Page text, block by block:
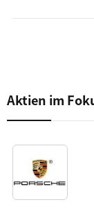
Aktien im